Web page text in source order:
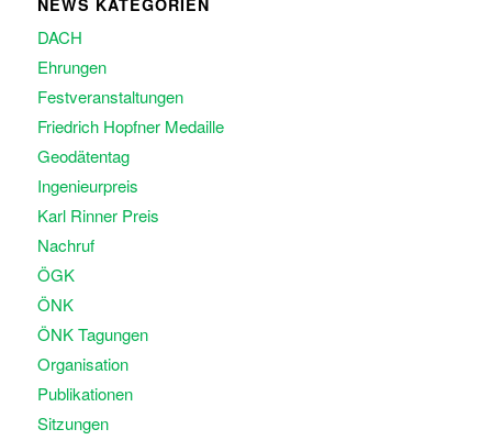
NEWS KATEGORIEN
DACH
Ehrungen
Festveranstaltungen
Friedrich Hopfner Medaille
Geodätentag
Ingenieurpreis
Karl Rinner Preis
Nachruf
ÖGK
ÖNK
ÖNK Tagungen
Organisation
Publikationen
Sitzungen